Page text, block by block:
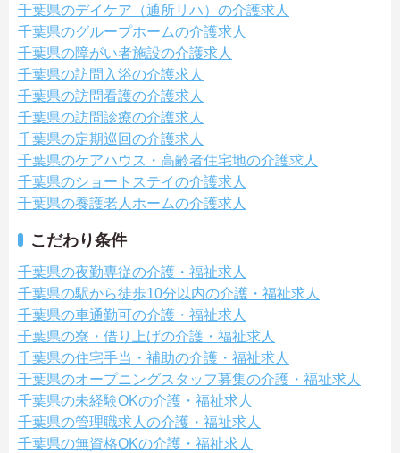
千葉県のデイケア（通所リハ）の介護求人
千葉県のグループホームの介護求人
千葉県の障がい者施設の介護求人
千葉県の訪問入浴の介護求人
千葉県の訪問看護の介護求人
千葉県の訪問診療の介護求人
千葉県の定期巡回の介護求人
千葉県のケアハウス・高齢者住宅地の介護求人
千葉県のショートステイの介護求人
千葉県の養護老人ホームの介護求人
こだわり条件
千葉県の夜勤専従の介護・福祉求人
千葉県の駅から徒歩10分以内の介護・福祉求人
千葉県の車通勤可の介護・福祉求人
千葉県の寮・借り上げの介護・福祉求人
千葉県の住宅手当・補助の介護・福祉求人
千葉県のオープニングスタッフ募集の介護・福祉求人
千葉県の未経験OKの介護・福祉求人
千葉県の管理職求人の介護・福祉求人
千葉県の無資格OKの介護・福祉求人